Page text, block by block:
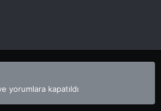
yorumlara kapatıldı